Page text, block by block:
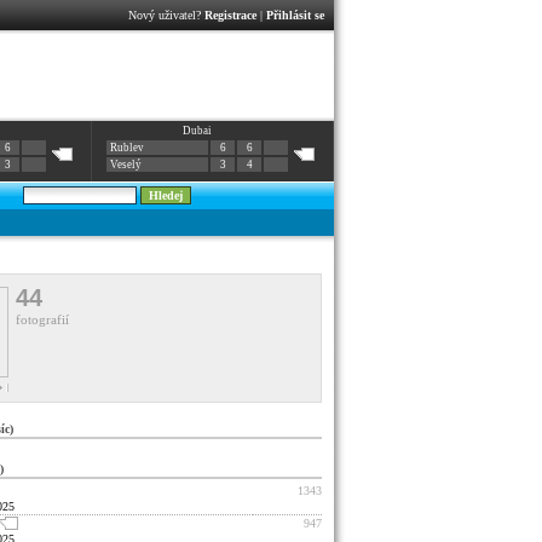
Nový uživatel? Registrace| Přihlásit se
6
3
Dubai
Rublev
6
6
Veselý
3 4
44
fotografií
1343
947